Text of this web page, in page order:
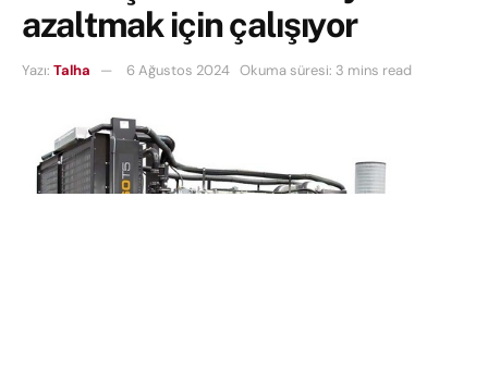
azaltmak için çalışıyor
Yazı: Talha 6 Ağustos 2024 Okuma süresi: 3 mins read